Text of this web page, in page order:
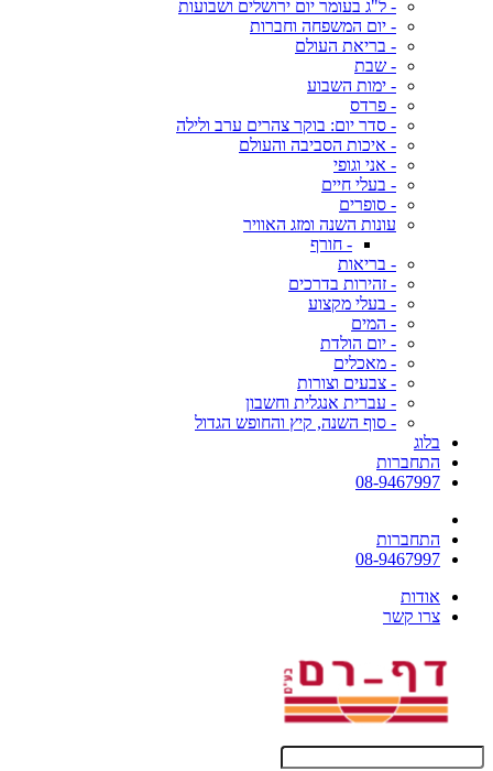
- ל"ג בעומר יום ירושלים ושבועות
- יום המשפחה וחברות
- בריאת העולם
- שבת
- ימות השבוע
- פרדס
- סדר יום: בוקר צהרים ערב ולילה
- איכות הסביבה והעולם
- אני וגופי
- בעלי חיים
- סופרים
עונות השנה ומזג האוויר
- חורף
- בריאות
- זהירות בדרכים
- בעלי מקצוע
- המים
- יום הולדת
- מאכלים
- צבעים וצורות
- עברית אנגלית וחשבון
- סוף השנה, קיץ והחופש הגדול
בלוג
התחברות
08-9467997
התחברות
08-9467997
אודות
צרו קשר